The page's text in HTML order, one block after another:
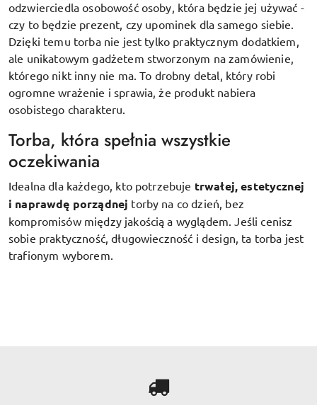
odzwierciedla osobowość osoby, która będzie jej używać -
czy to będzie prezent, czy upominek dla samego siebie.
Dzięki temu torba nie jest tylko praktycznym dodatkiem,
ale unikatowym gadżetem stworzonym na zamówienie,
którego nikt inny nie ma. To drobny detal, który robi
ogromne wrażenie i sprawia, że produkt nabiera
osobistego charakteru.
Torba, która spełnia wszystkie
oczekiwania
Idealna dla każdego, kto potrzebuje trwałej, estetycznej
i naprawdę porządnej torby na co dzień, bez
kompromisów między jakością a wyglądem. Jeśli cenisz
sobie praktyczność, długowieczność i design, ta torba jest
trafionym wyborem.